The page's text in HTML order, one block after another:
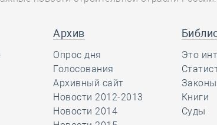
что объём
более, чем на
Архив
Опрос дня
Голосования
Архивный сайт
Новости 2012-2013
Новости 2014
Это
Законы
Книги
Суды